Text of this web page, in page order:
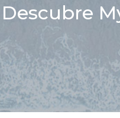
Descubre